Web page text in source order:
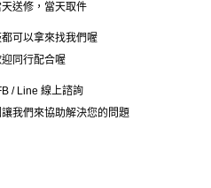
送修，當天取件
可以拿來找我們喔
迎同行配合喔
/ Line 線上諮詢
我們來協助解決您的問題